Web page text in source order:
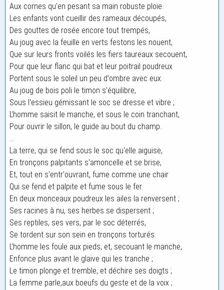
Aux cornes qu'en pesant sa main robuste ploie.
Les enfants vont cueillir des rameaux découpés,
Des gouttes de rosée encore tout trempés,
Au joug avec la feuille en verts festons les nouent,
Que sur leurs fronts voilés les fiers taureaux secouent,
Pour que leur flanc qui bat et leur poitrail poudreux
Portent sous le soleil un peu d'ombre avec eux.
Au joug de bois poli le timon s'équilibre,
Sous l'essieu gémissant le soc se dresse et vibre ;
L'homme saisit le manche, et sous le coin tranchant,
Pour ouvrir le sillon, le guide au bout du champ.
...
La terre, qui se fend sous le soc qu'elle aiguise,
En tronçons palpitants s'amoncelle et se brise,
Et, tout en s'entr'ouvrant, fume comme une chair
Qui se fend et palpite et fume sous le fer.
En deux monceaux poudreux les ailes la renversent ;
Ses racines à nu, ses herbes se dispersent ;
Ses reptiles, ses vers, par le soc déterrés,
Se tordent sur son sein en tronçons torturés.
L'homme les foule aux pieds, et, secouant le manche,
Enfonce plus avant le glaive qui les tranche ;
Le timon plonge et tremble, et déchire ses doigts ;
La femme parle,aux boeufs du geste et de la voix ;